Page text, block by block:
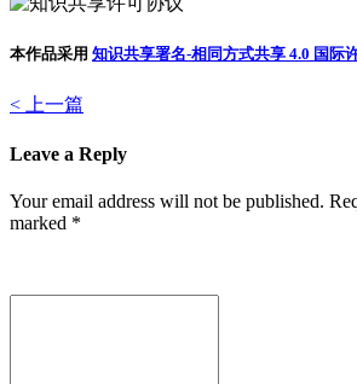
程序就无法
序的编译和
伙伴变成工作的机器 接下来下
进为辅 改善和反思 虽然有提
生的一些问题，也是以往一直
个事情，这个情况是正常现象
现象)？是每次上线都必须熬
到12点，甚至更晚，反复调试
天上线情况看，代码和程序更
本作品采用 知识共享署名-相同方式共享 4.0 国际
< 上一篇
Leave a Reply
Your email address will not be published.
marked *